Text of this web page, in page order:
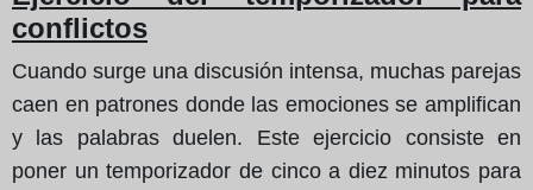
conflictos
Cuando surge una discusión intensa, muchas parejas
caen en patrones donde las emociones se amplifican
y las palabras duelen. Este ejercicio consiste en
poner un temporizador de cinco a diez minutos para